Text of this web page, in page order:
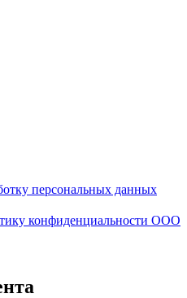
персональных данных
конфиденциальности ООО